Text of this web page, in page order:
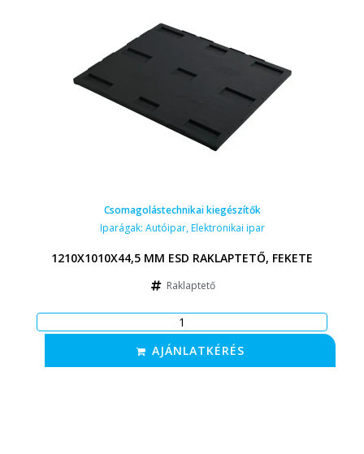
Csomagolástechnikai kiegészítők
Iparágak: Autóipar,Elektronikai ipar
1210X1010X44,5 MM ESD RAKLAPTETŐ, FEKETE
Raklaptető
AJÁNLATKÉRÉS